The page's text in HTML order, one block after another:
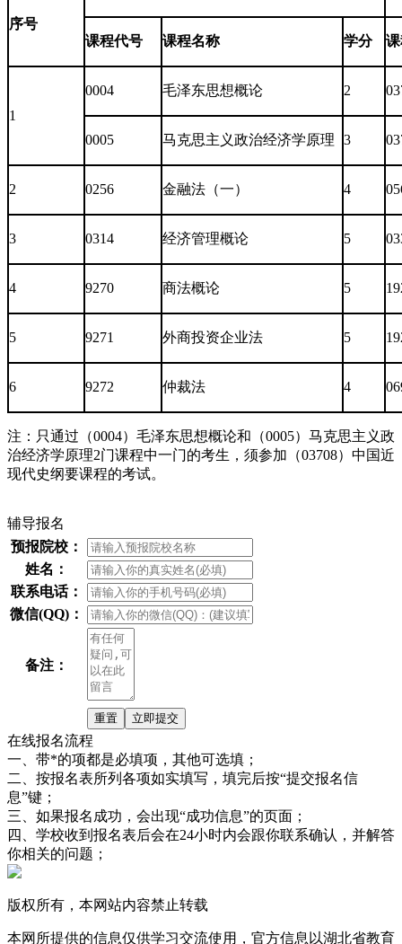
序号
课程代号 课程名称 学分
1
0004 毛泽东思想概论 2
0005 马克思主义政治经济学原理 3
2 0256 金融法（一） 4
3 0314 经济管理概论 5
4 9270 商法概论 5
5 9271 外商投资企业法 5
6 9272 仲裁法 4
注：只通过（0004）毛泽东思想概论和（0005）马克思主义政
治经济学原理2门课程中一门的考生，须参加（03708）中国近
现代史纲要课程的考试。
辅导报名
预报院校：
姓名：
联系电话：
微信(QQ)：
备注：
在线报名流程
一、带*的项都是必填项，其他可选填；
二、按报名表所列各项如实填写，填完后按“提交报名信
息”键；
三、如果报名成功，会出现“成功信息”的页面；
四、学校收到报名表后会在24小时内会跟你联系确认，并解答
你相关的问题；
版权所有，本网站内容禁止转载
本网所提供的信息仅供学习交流使用，官方信息以湖北省教育